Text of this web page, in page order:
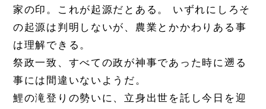
家の印。これが起源だとある。 いずれにしろそ
の起源は判明しないが、農業とかかわりある事
は理解できる。
祭政一致、すべての政が神事であった時に遡る
事には間違いないようだ。
鯉の滝登りの勢いに、立身出世を託し今日を迎